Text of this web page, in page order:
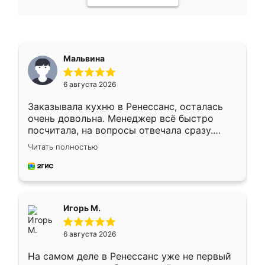
Мальвина
6 августа 2026
Заказывала кухню в Ренессанс, осталась
очень довольна. Менеджер всё быстро
посчитала, на вопросы отвечала сразу.
Замерщик приехал в субботу, подошёл к
делу со всей ответственностью. Собрали
за день, ребята работали аккуратно, даже
Читать полностью
Игорь М.
6 августа 2026
На самом деле в Ренессанс уже не первый